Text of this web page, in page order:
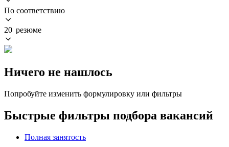
По соответствию
20 резюме
Ничего не нашлось
Попробуйте изменить формулировку или фильтры
Быстрые фильтры подбора вакансий
Полная занятость